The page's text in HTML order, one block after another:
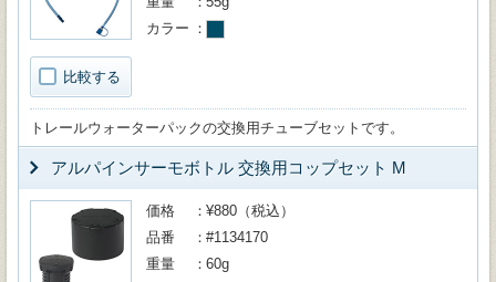
比較する
カラー
トレールウォーターパックの交換用チューブセットです。
アルパインサーモボトル 交換用コップセット M
価格
¥880（税込）
品番
#1134170
重量
60g